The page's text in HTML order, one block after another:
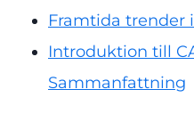
Framtida trender
Introduktion till
Sammanfattning